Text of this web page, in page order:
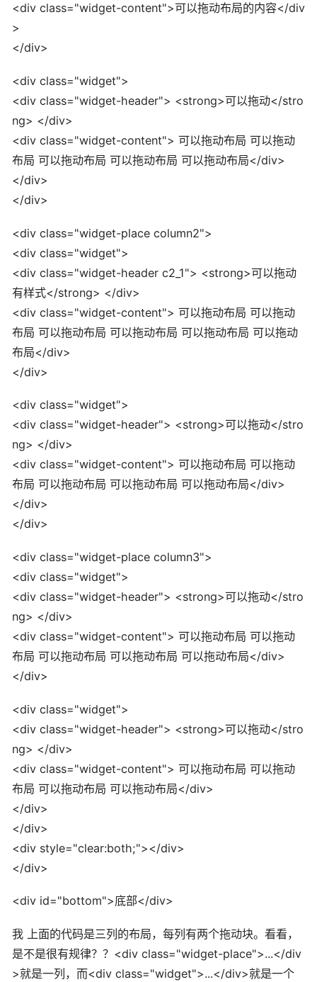
<div class="widget-content">可以拖动布局的内容</div
>
</div>
<div class="widget">
<div class="widget-header"> <strong>可以拖动</stro
ng> </div>
<div class="widget-content"> 可以拖动布局 可以拖动
布局 可以拖动布局 可以拖动布局 可以拖动布局</div>
</div>
</div>
<div class="widget-place column2">
<div class="widget">
<div class="widget-header c2_1"> <strong>可以拖动
有样式</strong> </div>
<div class="widget-content"> 可以拖动布局 可以拖动
布局 可以拖动布局 可以拖动布局 可以拖动布局 可以拖动
布局</div>
</div>
<div class="widget">
<div class="widget-header"> <strong>可以拖动</stro
ng> </div>
<div class="widget-content"> 可以拖动布局 可以拖动
布局 可以拖动布局 可以拖动布局 可以拖动布局</div>
</div>
</div>
<div class="widget-place column3">
<div class="widget">
<div class="widget-header"> <strong>可以拖动</stro
ng> </div>
<div class="widget-content"> 可以拖动布局 可以拖动
布局 可以拖动布局 可以拖动布局 可以拖动布局</div>
</div>
<div class="widget">
<div class="widget-header"> <strong>可以拖动</stro
ng> </div>
<div class="widget-content"> 可以拖动布局 可以拖动
布局 可以拖动布局 可以拖动布局</div>
</div>
</div>
<div style="clear:both;"></div>
</div>
<div id="bottom">底部</div>
我 上面的代码是三列的布局，每列有两个拖动块。看看，
是不是很有规律？？<div class="widget-place">...</div
>就是一列，而<div class="widget">...</div>就是一个